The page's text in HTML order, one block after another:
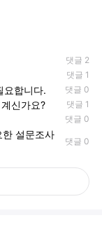
댓글 2
댓글 1
요합니다. 댓글 0
신가요? 댓글 1
댓글 0
설문조사
댓글 0